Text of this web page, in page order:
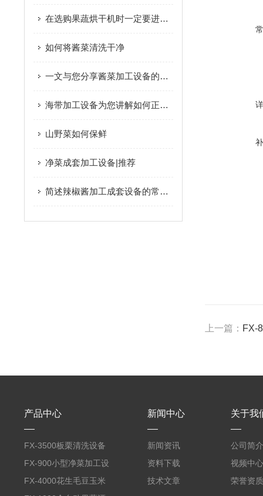
在选购果蔬烘干机时一定要进行多方位考量再下结论
如何将酱菜清洗干净
一文与您分享酱菜加工设备的常见故障相应解决方法
海带加工设备为您讲解如何正确清洗海带
山野菜如何保鲜
净菜成套加工设备|推荐
简述辣椒酱加工成套设备的常见问题诊断与高效解决方法
上一篇： FX-
产品中心
FX-3500板栗清洗设备
全自动气泡清洗机
FX-900小型净菜加工设
备野菜清洗机
FX-4000花生毛豆玉米
新闻中心
新闻资讯
资料下载
技术文章
关于我
公司简介
视频中心
荣誉资质